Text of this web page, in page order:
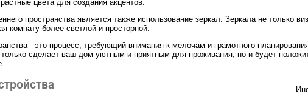
цвета для создания акцентов.
пространства является также использование зеркал. Зеркала не только
комнату более светлой и просторной.
- это процесс, требующий внимания к мелочам и грамотного
только сделает ваш дом уютным и приятным для проживания, но и будет